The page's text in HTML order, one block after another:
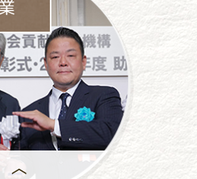
でいます。